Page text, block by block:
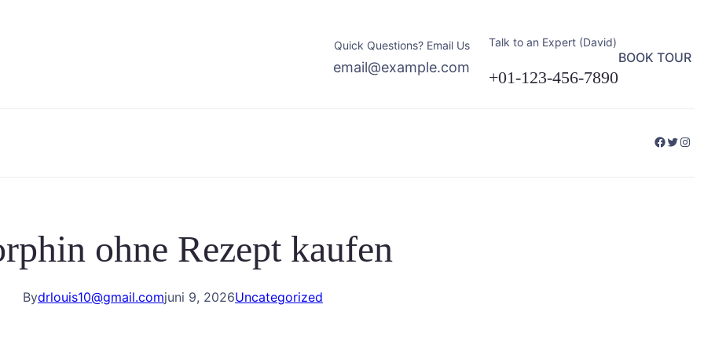
Quick Questions? Email Us
email@example.com
Talk to an Expert (David)
+01-123-456-7890
BOOK TOUR
ohne Rezept kaufen
Bydrlouis10@gmail.comjuni 9, 2026Uncategorized